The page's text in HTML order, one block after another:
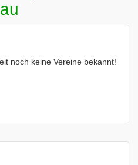
noch keine Vereine bekannt!